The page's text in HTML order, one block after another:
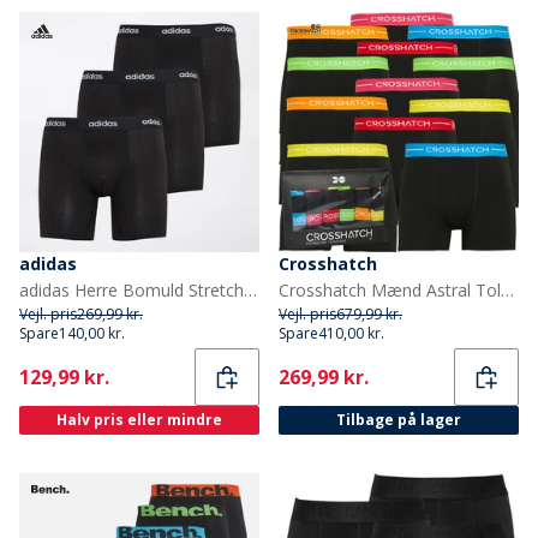
adidas
adidas Herre Bomuld Stretch Tre Pak Boxer Shorts Sort/Sort/Sort
Vejl. pris269,99 kr.
Spare140,00 kr.
Current
129,99 kr.
Halv pris eller mindre
Crosshatch
Crosshatch Mænd Astral Tolv Pakke Boxers Sort
Vejl. pris679,99 kr.
Spare410,00 kr.
Current
269,99 kr.
Tilbage på lager